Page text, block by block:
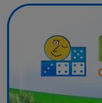
Domino -